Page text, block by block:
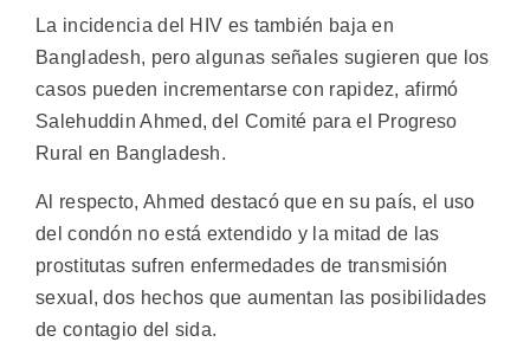
La incidencia del HIV es también baja en
Bangladesh, pero algunas señales sugieren que los
casos pueden incrementarse con rapidez, afirmó
Salehuddin Ahmed, del Comité para el Progreso
Rural en Bangladesh.
Al respecto, Ahmed destacó que en su país, el uso
del condón no está extendido y la mitad de las
prostitutas sufren enfermedades de transmisión
sexual, dos hechos que aumentan las posibilidades
de contagio del sida.